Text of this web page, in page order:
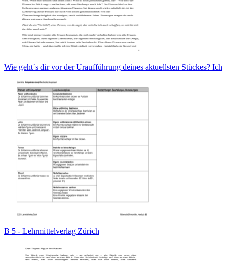
Wie geht`s dir vor der Uraufführung deines aktuellsten Stückes? Ich
B 5 - Lehrmittelverlag Zürich